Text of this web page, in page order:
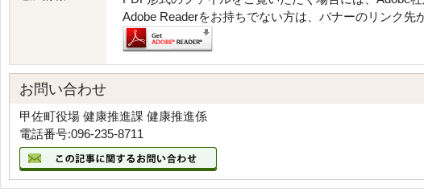
Adobe Readerをお持ちでない方は、バナーのリンク先
お問い合わせ
甲佐町役場 健康推進課 健康推進係
電話番号:096-235-8711